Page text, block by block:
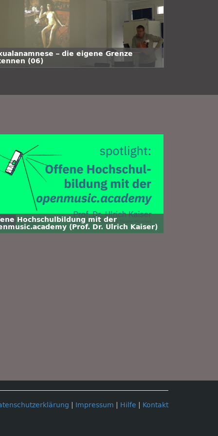
– die eigene Grenze
(06)
Hochschulbildung mit der
(Prof. Dr. Ulrich Kaiser)
Impressum Hilfe Kontakt